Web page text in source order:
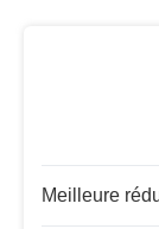
Meilleure